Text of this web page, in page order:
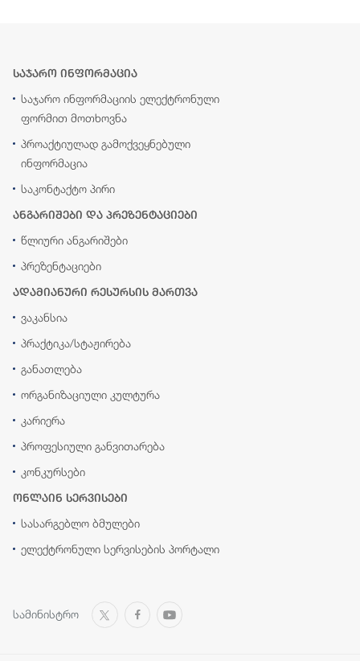
საჯარო ინფორმაცია
საჯარო ინფორმაციის ელექტრონული
ფორმით მოთხოვნა
პროაქტიულად გამოქვეყნებული
ინფორმაცია
საკონტაქტო პირი
ანგარიშები და პრეზენტაციები
წლიური ანგარიშები
პრეზენტაციები
ადამიანური რესურსის მართვა
ვაკანსია
პრაქტიკა/სტაჟირება
განათლება
ორგანიზაციული კულტურა
კარიერა
პროფესიული განვითარება
კონკურსები
ონლაინ სერვისები
სასარგებლო ბმულები
ელექტრონული სერვისების პორტალი
სამინისტრო